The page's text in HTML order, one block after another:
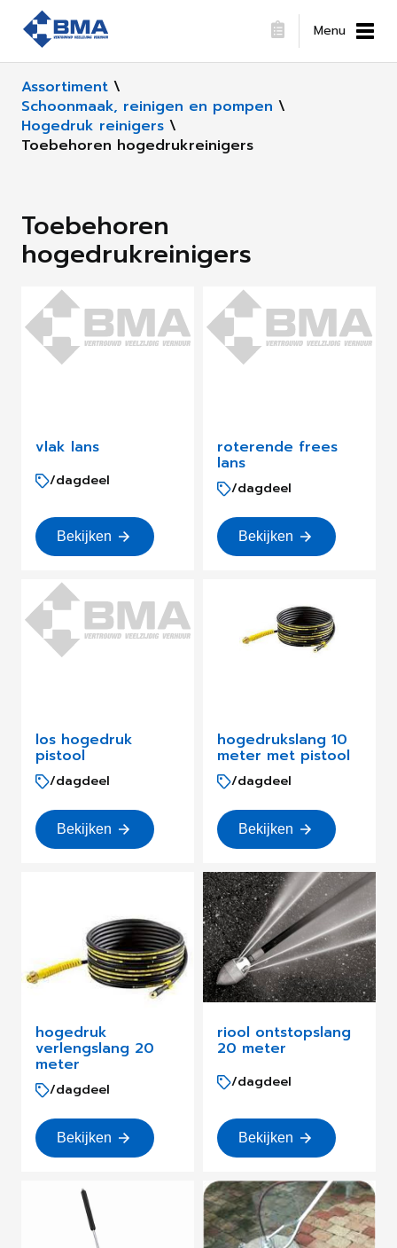
Menu
Assortiment \
Schoonmaak, reinigen en pompen \
Hogedruk reinigers \
Toebehoren hogedrukreinigers
Toebehoren
hogedrukreinigers
vlak lans
/dagdeel
Bekijken
roterende frees
lans
/dagdeel
Bekijken
los hogedruk
pistool
/dagdeel
Bekijken
hogedrukslang 10
meter met pistool
/dagdeel
Bekijken
hogedruk
verlengslang 20
meter
/dagdeel
Bekijken
riool ontstopslang
20 meter
/dagdeel
Bekijken